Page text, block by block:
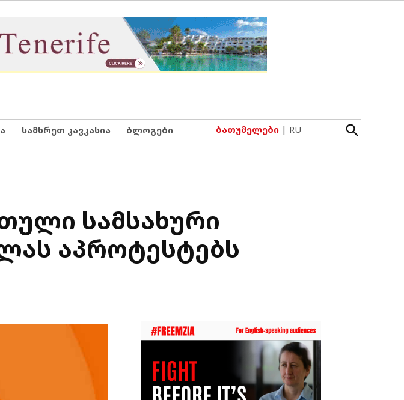
სამხრეთ კავკასია ბლოგები ბათუმელები | RU
Open
Search
სამსახური
აპროტესტებს